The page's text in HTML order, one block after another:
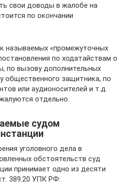
свои доводы в жалобе на
по окончании
называемых «промежуточных
по ходатайствам о
по вызову дополнительных
общественного защитника, по
или аудионосителей и т.д.
отдельно.
судом
уголовного дела в
обстоятельств суд
принимает одно из десяти
389.20 УПК РФ: